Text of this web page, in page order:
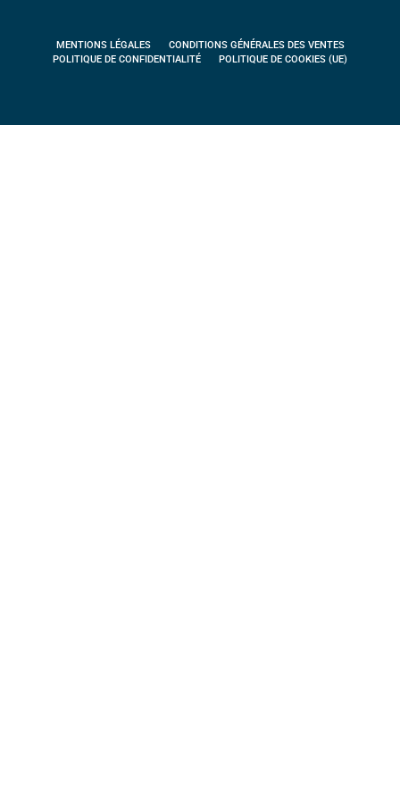
MENTIONS LÉGALES
CONDITIONS GÉNÉRALES DES VENTES
POLITIQUE DE CONFIDENTIALITÉ
POLITIQUE DE COOKIES (UE)